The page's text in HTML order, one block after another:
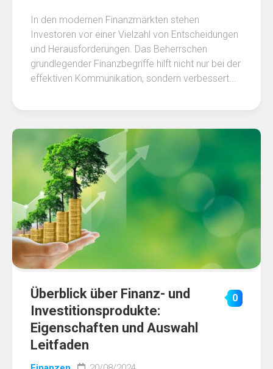
In den modernen Finanzmärkten stehen
Investoren vor einer Vielzahl von Entscheidungen
und Herausforderungen. Das Beherrschen
grundlegender Finanzbegriffe hilft nicht nur bei der
effektiven Kommunikation, sondern verbessert...
Überblick über Finanz- und
Investitionsprodukte:
Eigenschaften und Auswahl
Leitfaden
0